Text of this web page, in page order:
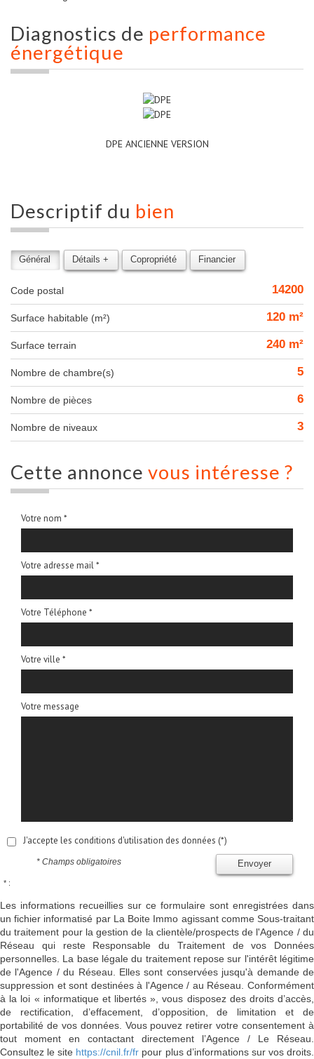
diagnostics de performance
énergétique
DPE ANCIENNE VERSION
descriptif du bien
Général Détails + Copropriété Financier
Code postal 14200
Surface habitable (m²) 120 m²
surface terrain 240 m²
Nombre de chambre(s) 5
Nombre de pièces 6
Nombre de niveaux 3
cette annonce vous intéresse ?
Votre nom *
Votre adresse mail *
Votre Téléphone *
Votre ville *
Votre message
J'accepte les conditions d'utilisation des données (*)
Envoyer
* Champs obligatoires
* :
Les informations recueillies sur ce formulaire sont enregistrées dans
un fichier informatisé par La Boite Immo agissant comme Sous-traitant
du traitement pour la gestion de la clientèle/prospects de l'Agence / du
Réseau qui reste Responsable du Traitement de vos Données
personnelles. La base légale du traitement repose sur l'intérêt légitime
de l'Agence / du Réseau. Elles sont conservées jusqu'à demande de
suppression et sont destinées à l'Agence / au Réseau. Conformément
à la loi « informatique et libertés », vous disposez des droits d’accès,
de rectification, d’effacement, d’opposition, de limitation et de
portabilité de vos données. Vous pouvez retirer votre consentement à
tout moment en contactant directement l’Agence / Le Réseau.
Consultez le site https://cnil.fr/fr pour plus d’informations sur vos droits.